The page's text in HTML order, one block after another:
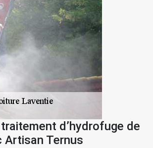
d’hydrofuge de
Artisan Ternus